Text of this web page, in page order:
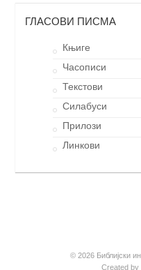
ГЛАСОВИ ПИСМА
Књиге
Часописи
Текстови
Силабуси
Прилози
Линкови
© 2026 Библијски
Created by